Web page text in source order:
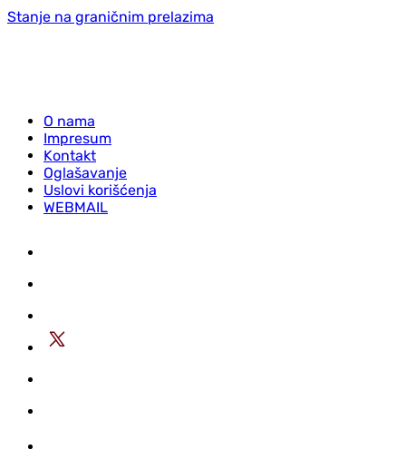
Stanje na graničnim prelazima
O nama
Impresum
Kontakt
Oglašavanje
Uslovi korišćenja
WEBMAIL